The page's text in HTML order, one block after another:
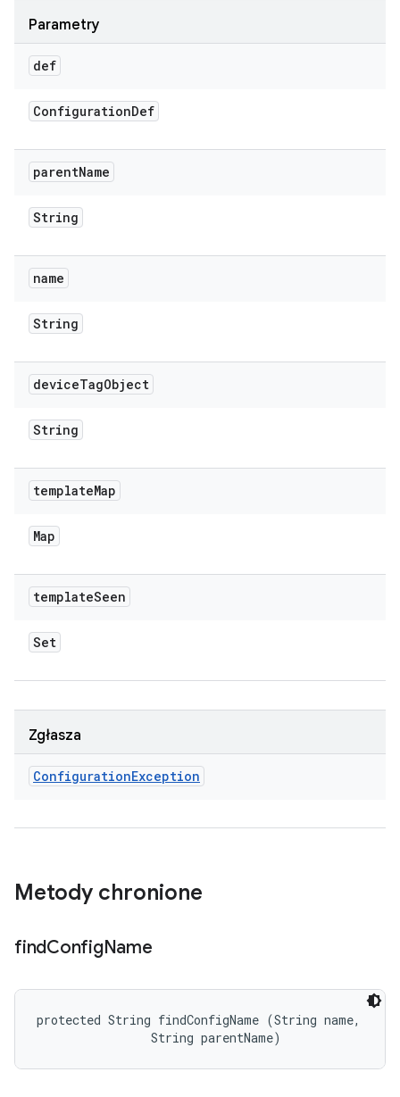
Parametry
def
ConfigurationDef
parentName
String
name
String
deviceTagObject
String
templateMap
Map
templateSeen
Set
Zgłasza
ConfigurationException
Metody chronione
findConfigName
protected String findConfigName (String name,
                String parentName)